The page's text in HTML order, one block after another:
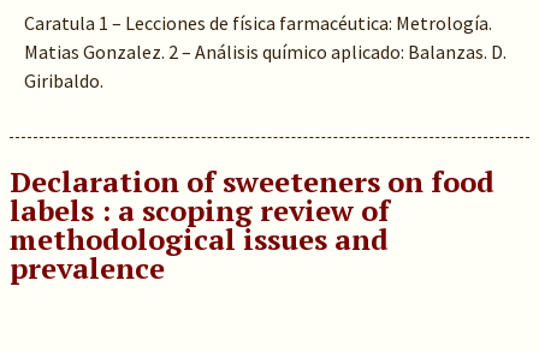
Caratula 1 – Lecciones de física farmacéutica: Metrología.
Matias Gonzalez. 2 – Análisis químico aplicado: Balanzas. D.
Giribaldo.
Declaration of sweeteners on food
labels : a scoping review of
methodological issues and
prevalence